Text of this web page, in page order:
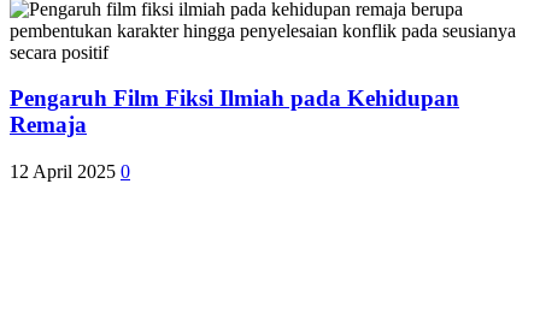
Pengaruh Film Fiksi Ilmiah pada Kehidupan
Remaja
12 April 2025 0